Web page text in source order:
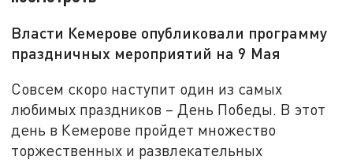
Власти Кемерове опубликовали программу
праздничных мероприятий на 9 Мая
Совсем скоро наступит один из самых
любимых праздников – День Победы. В этот
день в Кемерове пройдет множество
торжественных и развлекательных